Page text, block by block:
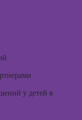
у детей в